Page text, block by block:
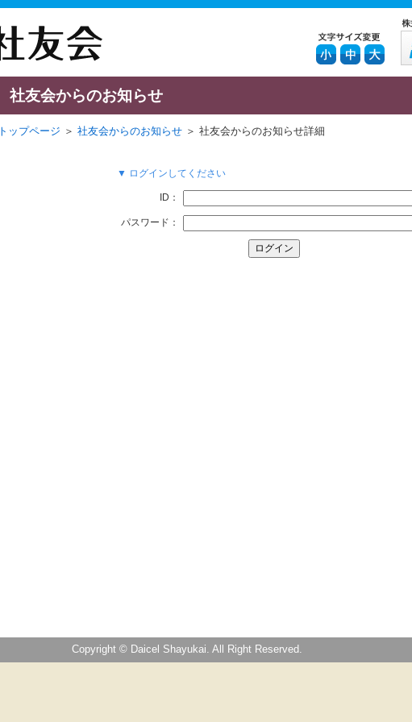
社友会からのお知らせ
トップページ ＞ 社友会からのお知らせ ＞ 社友会からのお知らせ詳細
▼ ログインしてください
ID：
パスワード：
Copyright © Daicel Shayukai. All Right Reserved.